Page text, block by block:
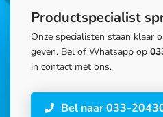
Productspecialist
Onze specialisten staan klaar
geven. Bel of Whatsapp op
in contact met ons.
Bel naar 033-